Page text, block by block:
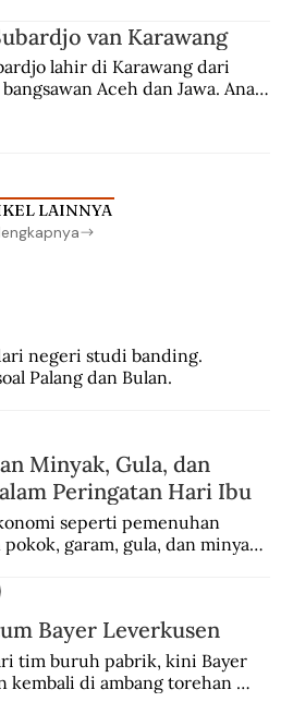
van Karawang
lahir di Karawang dari
Aceh dan Jawa. Anak
LAINNYA
negeri studi banding.
Palang dan Bulan.
Minyak, Gula, dan
Peringatan Hari Ibu
seperti pemenuhan
garam, gula, dan minyak
Ibu.
Bayer Leverkusen
tim buruh pabrik, kini Bayer
kembali di ambang torehan